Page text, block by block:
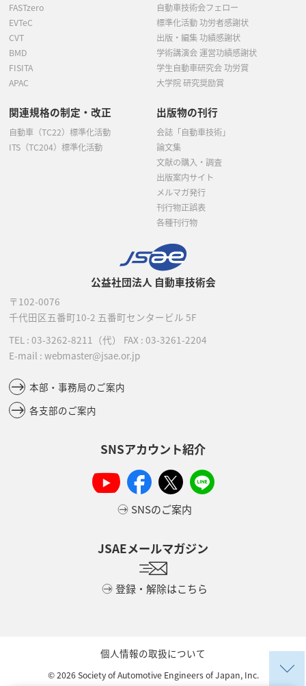
公益社団法人 自動車技術会
〒102-0076
千代田区五番町10-2 五番町センタービル 5F
TEL : 03-3262-8211 （代） FAX : 03-3261-2204
E-mail : webmaster@jsae.or.jp
本部・事務局のご案内
各支部のご案内
SNSアカウント紹介
SNSのご案内
JSAEメールマガジン
登録・解除はこちら
FASTzero
EVTeC
CVT
BMD
FISITA
APAC
自動車技術会フェロー
標準化活動 功労者感謝状
出版・編集 功績感謝状
学術講演会 運営功績感謝状
学生自動車研究会 功労賞
大学院 研究奨励賞
関連規格の制定・改正
自動車（TC22）標準化活動
ITS（TC204）標準化活動
出版物の刊行
会誌「自動車技術」
論文集
文献の購入・調査
出版案内サイト
メルマガ発行
刊行物正誤表
各種刊行物
個人情報の取扱について
©2026Society of Automotive Engineers of Japan, Inc.